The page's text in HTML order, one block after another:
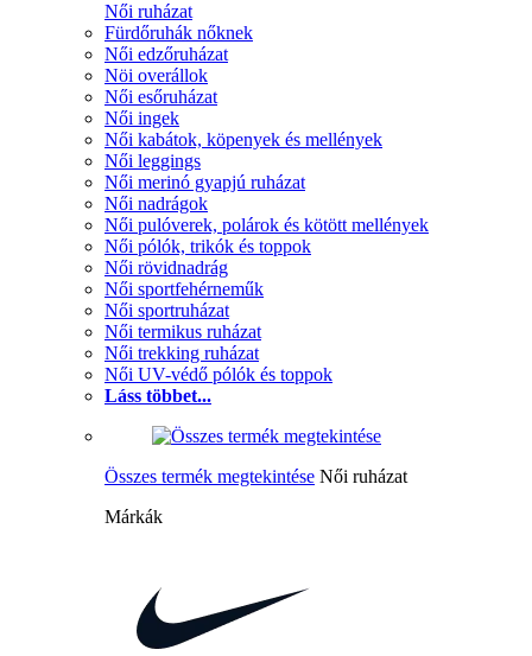
Női ruházat
Fürdőruhák nőknek
Női edzőruházat
Nöi overállok
Női esőruházat
Női ingek
Női kabátok, köpenyek és mellények
Női leggings
Női merinó gyapjú ruházat
Női nadrágok
Női pulóverek, polárok és kötött mellények
Női pólók, trikók és toppok
Női rövidnadrág
Női sportfehérneműk
Női sportruházat
Női termikus ruházat
Női trekking ruházat
Női UV-védő pólók és toppok
Láss többet...
Összes termék megtekintése Női ruházat
Márkák